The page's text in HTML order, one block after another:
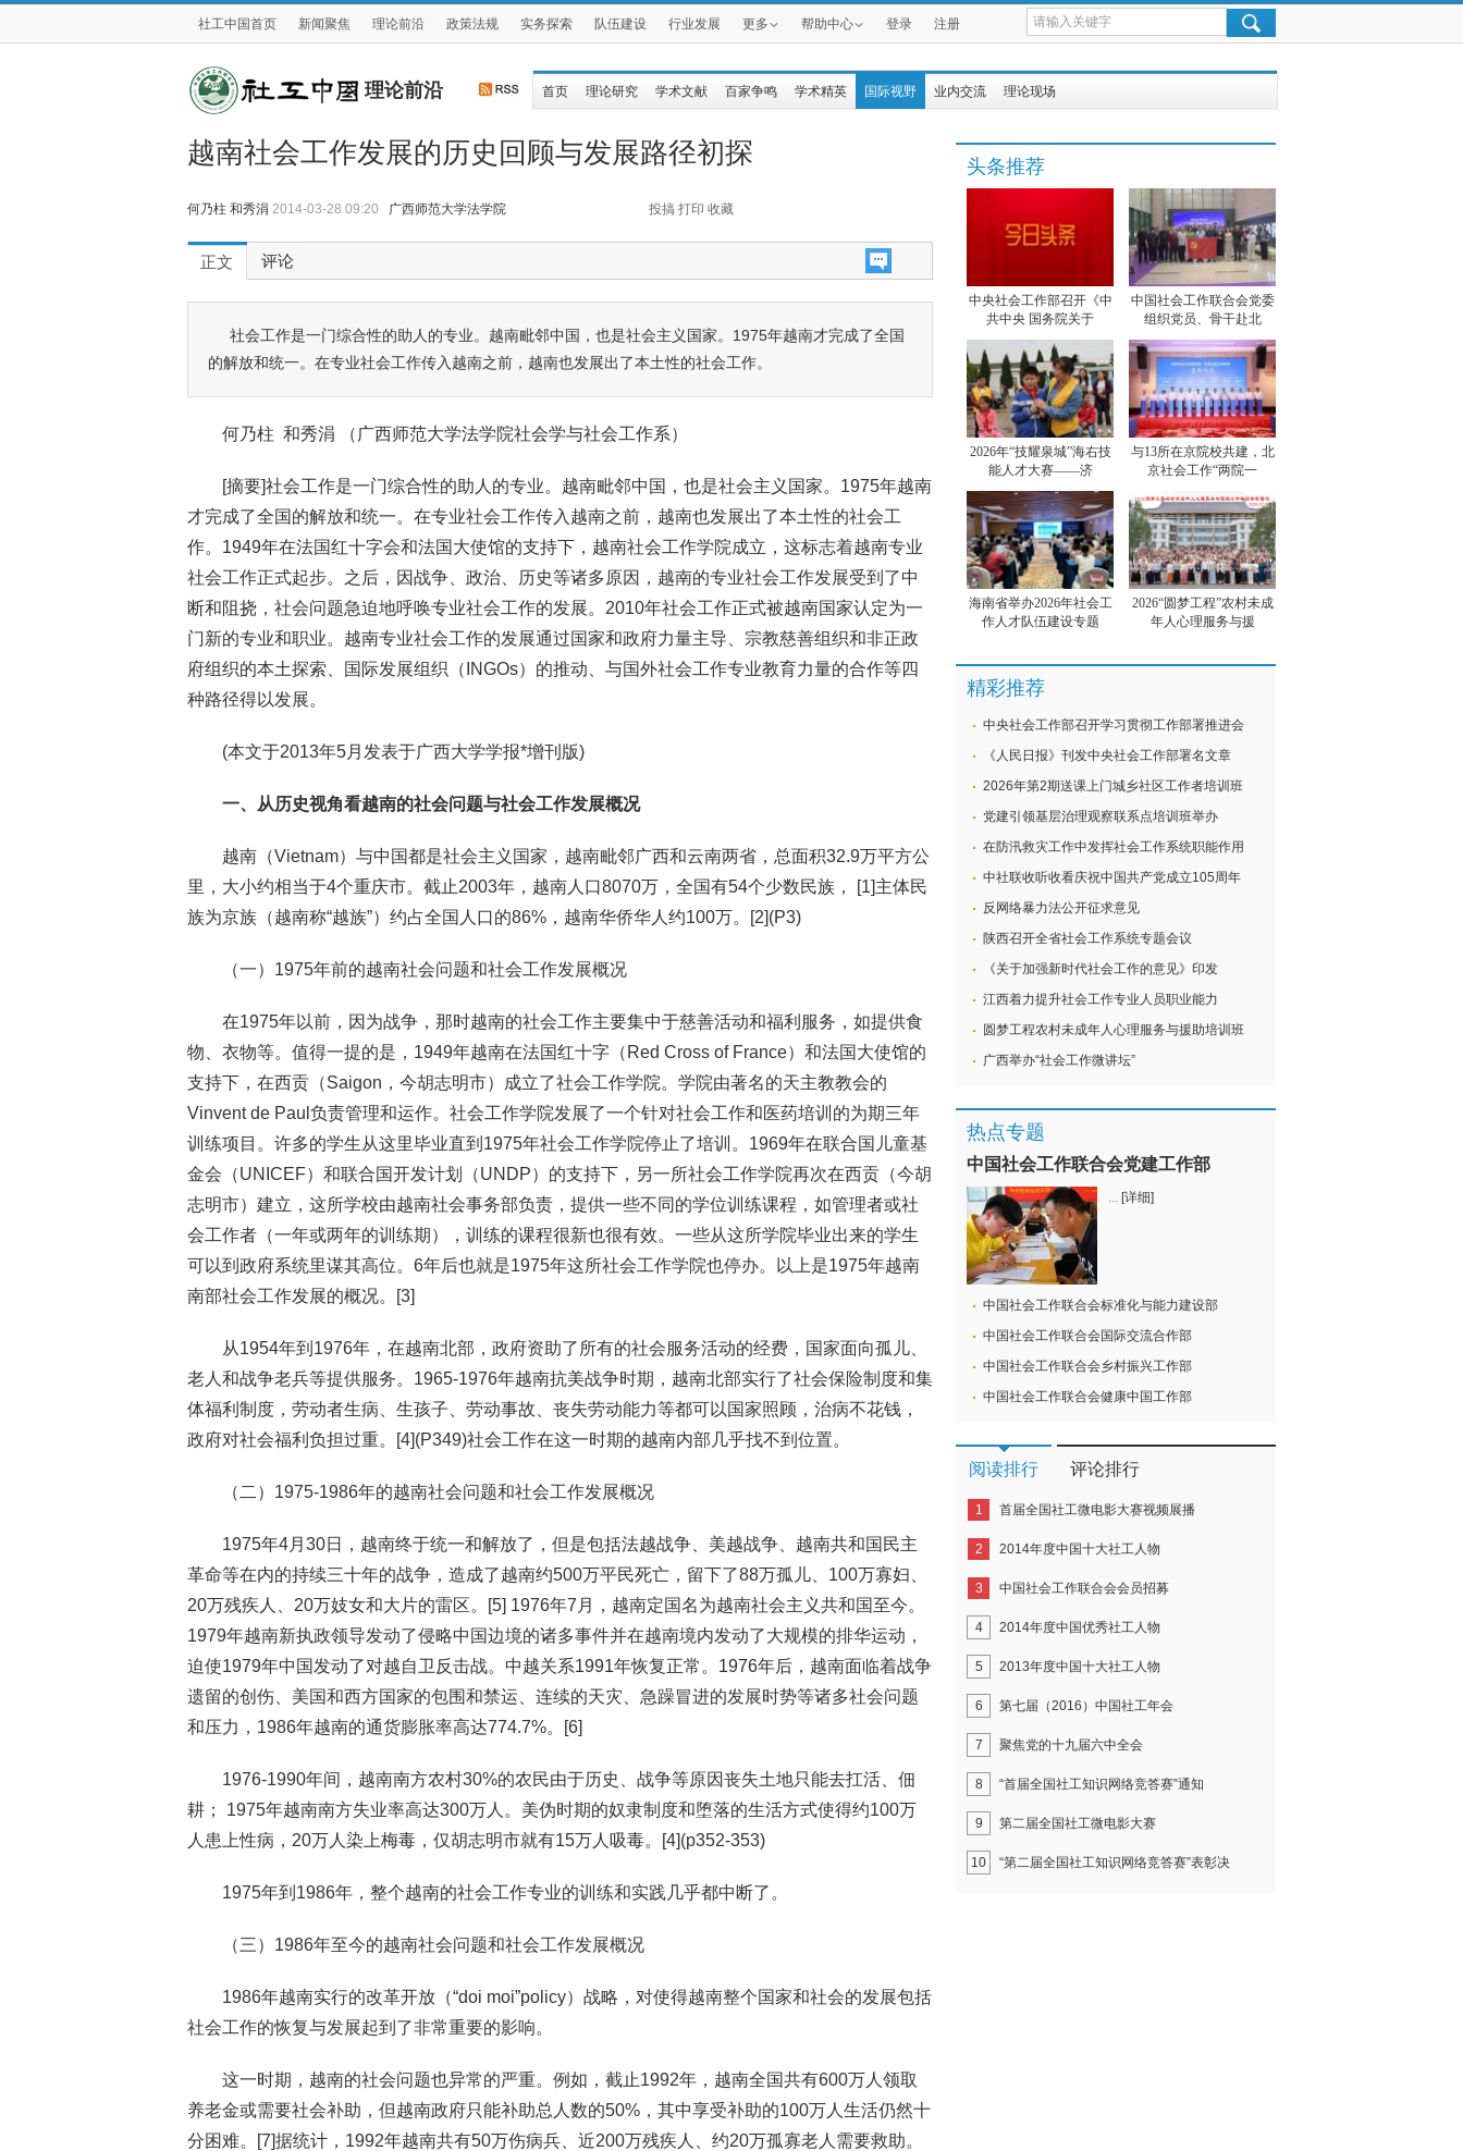
社工中国首页 新闻聚焦 理论前沿 政策法规 实务探索 队伍建设 行业发展 更多 帮助中心 登录 注册
理论前沿 首页 理论研究 学术文献 百家争鸣 学术精英 国际视野 业内交流 理论现场
越南社会工作发展的历史回顾与发展路径初探
何乃柱 和秀涓 2014-03-28 09:20 广西师范大学法学院 投搞 打印 收藏
正文 评论
社会工作是一门综合性的助人的专业。越南毗邻中国，也是社会主义国家。1975年越南才完成了全国
的解放和统一。在专业社会工作传入越南之前，越南也发展出了本土性的社会工作。
何乃柱 和秀涓 （广西师范大学法学院社会学与社会工作系）
[摘要]社会工作是一门综合性的助人的专业。越南毗邻中国，也是社会主义国家。1975年越南
才完成了全国的解放和统一。在专业社会工作传入越南之前，越南也发展出了本土性的社会工
作。1949年在法国红十字会和法国大使馆的支持下，越南社会工作学院成立，这标志着越南专业
社会工作正式起步。之后，因战争、政治、历史等诸多原因，越南的专业社会工作发展受到了中
断和阻挠，社会问题急迫地呼唤专业社会工作的发展。2010年社会工作正式被越南国家认定为一
门新的专业和职业。越南专业社会工作的发展通过国家和政府力量主导、宗教慈善组织和非正政
府组织的本土探索、国际发展组织（INGOs）的推动、与国外社会工作专业教育力量的合作等四
种路径得以发展。
(本文于2013年5月发表于广西大学学报*增刊版)
一、从历史视角看越南的社会问题与社会工作发展概况
越南（Vietnam）与中国都是社会主义国家，越南毗邻广西和云南两省，总面积32.9万平方公
里，大小约相当于4个重庆市。截止2003年，越南人口8070万，全国有54个少数民族， [1]主体民
族为京族（越南称“越族”）约占全国人口的86%，越南华侨华人约100万。[2](P3)
（一）1975年前的越南社会问题和社会工作发展概况
在1975年以前，因为战争，那时越南的社会工作主要集中于慈善活动和福利服务，如提供食
物、衣物等。值得一提的是，1949年越南在法国红十字（Red Cross of France）和法国大使馆的
支持下，在西贡（Saigon，今胡志明市）成立了社会工作学院。学院由著名的天主教教会的
Vinvent de Paul负责管理和运作。社会工作学院发展了一个针对社会工作和医药培训的为期三年
训练项目。许多的学生从这里毕业直到1975年社会工作学院停止了培训。1969年在联合国儿童基
金会（UNICEF）和联合国开发计划（UNDP）的支持下，另一所社会工作学院再次在西贡（今胡
志明市）建立，这所学校由越南社会事务部负责，提供一些不同的学位训练课程，如管理者或社
会工作者（一年或两年的训练期），训练的课程很新也很有效。一些从这所学院毕业出来的学生
可以到政府系统里谋其高位。6年后也就是1975年这所社会工作学院也停办。以上是1975年越南
南部社会工作发展的概况。[3]
从1954年到1976年，在越南北部，政府资助了所有的社会服务活动的经费，国家面向孤儿、
老人和战争老兵等提供服务。1965-1976年越南抗美战争时期，越南北部实行了社会保险制度和集
体福利制度，劳动者生病、生孩子、劳动事故、丧失劳动能力等都可以国家照顾，治病不花钱，
政府对社会福利负担过重。[4](P349)社会工作在这一时期的越南内部几乎找不到位置。
（二）1975-1986年的越南社会问题和社会工作发展概况
1975年4月30日，越南终于统一和解放了，但是包括法越战争、美越战争、越南共和国民主
革命等在内的持续三十年的战争，造成了越南约500万平民死亡，留下了88万孤儿、100万寡妇、
20万残疾人、20万妓女和大片的雷区。[5] 1976年7月，越南定国名为越南社会主义共和国至今。
1979年越南新执政领导发动了侵略中国边境的诸多事件并在越南境内发动了大规模的排华运动，
迫使1979年中国发动了对越自卫反击战。中越关系1991年恢复正常。1976年后，越南面临着战争
遗留的创伤、美国和西方国家的包围和禁运、连续的天灾、急躁冒进的发展时势等诸多社会问题
和压力，1986年越南的通货膨胀率高达774.7%。[6]
1976-1990年间，越南南方农村30%的农民由于历史、战争等原因丧失土地只能去扛活、佃
耕； 1975年越南南方失业率高达300万人。美伪时期的奴隶制度和堕落的生活方式使得约100万
人患上性病，20万人染上梅毒，仅胡志明市就有15万人吸毒。[4](p352-353)
1975年到1986年，整个越南的社会工作专业的训练和实践几乎都中断了。
（三）1986年至今的越南社会问题和社会工作发展概况
1986年越南实行的改革开放（“doi moi”policy）战略，对使得越南整个国家和社会的发展包括
社会工作的恢复与发展起到了非常重要的影响。
这一时期，越南的社会问题也异常的严重。例如，截止1992年，越南全国共有600万人领取
养老金或需要社会补助，但越南政府只能补助总人数的50%，其中享受补助的100万人生活仍然十
分困难。[7]据统计，1992年越南共有50万伤病兵、近200万残疾人、约20万孤寡老人需要救助。
头条推荐
中央社会工作部召开《中
共中央 国务院关于
中国社会工作联合会党委
组织党员、骨干赴北
2026年“技耀泉城”海右技
能人才大赛——济
与13所在京院校共建，北
京社会工作“两院一
海南省举办2026年社会工
作人才队伍建设专题
2026“圆梦工程”农村未成
年人心理服务与援
精彩推荐
中央社会工作部召开学习贯彻工作部署推进会
《人民日报》刊发中央社会工作部署名文章
2026年第2期送课上门城乡社区工作者培训班
党建引领基层治理观察联系点培训班举办
在防汛救灾工作中发挥社会工作系统职能作用
中社联收听收看庆祝中国共产党成立105周年
反网络暴力法公开征求意见
陕西召开全省社会工作系统专题会议
《关于加强新时代社会工作的意见》印发
江西着力提升社会工作专业人员职业能力
圆梦工程农村未成年人心理服务与援助培训班
广西举办“社会工作微讲坛”
热点专题
中国社会工作联合会党建工作部
... [详细]
中国社会工作联合会标准化与能力建设部
中国社会工作联合会国际交流合作部
中国社会工作联合会乡村振兴工作部
中国社会工作联合会健康中国工作部
阅读排行 评论排行
1 首届全国社工微电影大赛视频展播
2 2014年度中国十大社工人物
3 中国社会工作联合会会员招募
4 2014年度中国优秀社工人物
5 2013年度中国十大社工人物
6 第七届（2016）中国社工年会
7 聚焦党的十九届六中全会
8 “首届全国社工知识网络竞答赛”通知
9 第二届全国社工微电影大赛
10 “第二届全国社工知识网络竞答赛”表彰决